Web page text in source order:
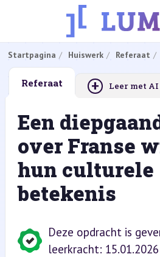
Startpagina Huiswerk Referaat
Referaat + Leer met AI
Een
over Franse
hun culturele
betekenis
Deze opdracht is
leerkracht: